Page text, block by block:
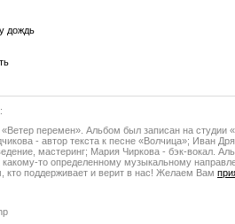
дождь
перемен». Альбом был записан на студии
- автор текста к песне «Волчица»; Иван
мастеринг; Мария Чиркова - бэк-вокал.
то определенному музыкальному
кто поддерживает и верит в нас! Желаем Вам